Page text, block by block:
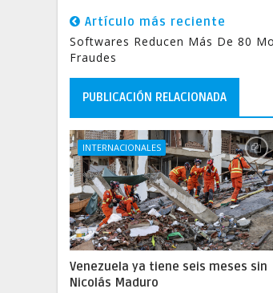
Artículo más reciente
Softwares Reducen Más De 80
Fraudes
PUBLICACIÓN RELACIONADA
INTERNACIONALES
Venezuela ya tiene seis meses sin
Nicolás Maduro